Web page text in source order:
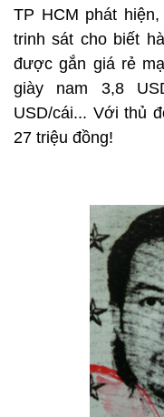
TP HCM phát
trinh sát cho biết
được gắn giá rẻ
giày nam 3,8
USD/cái... Với thủ
27 triệu đồng!